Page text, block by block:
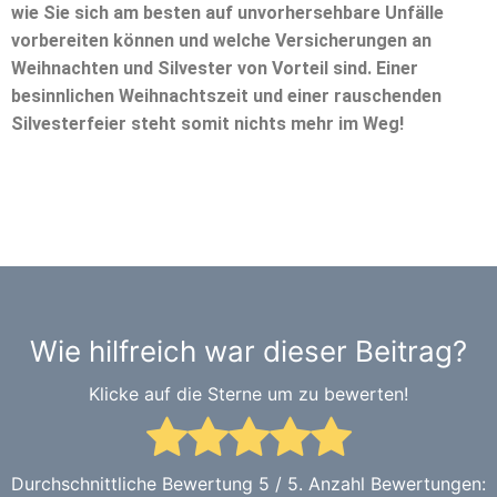
wie Sie sich am besten auf unvorhersehbare Unfälle
vorbereiten können und welche Versicherungen an
Weihnachten und Silvester von Vorteil sind. Einer
besinnlichen Weihnachtszeit und einer rauschenden
Silvesterfeier steht somit nichts mehr im Weg!
Wie hilfreich war dieser Beitrag?
Klicke auf die Sterne um zu bewerten!
Durchschnittliche Bewertung 5 / 5. Anzahl Bewertungen: